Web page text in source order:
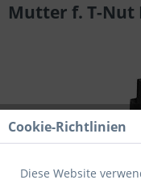
Mutter f. T-Nut
Cookie-Richtlinien
Diese Website